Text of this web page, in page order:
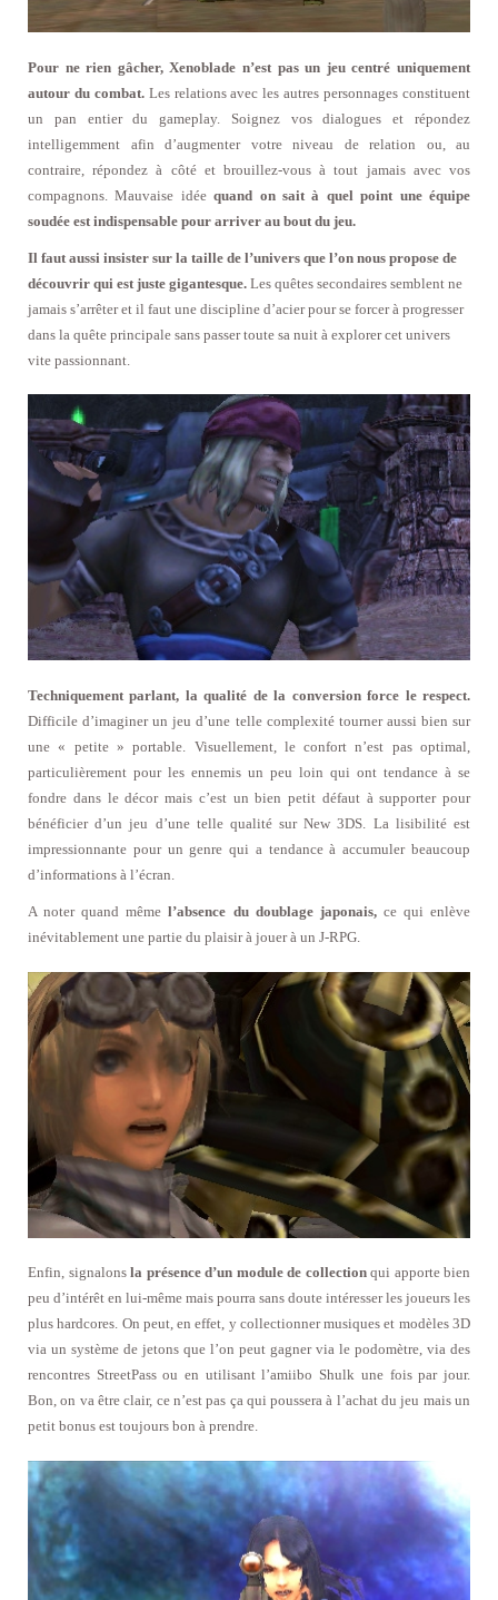
Pour ne rien gâcher, Xenoblade n’est pas un jeu centré uniquement
autour du combat.Les relations avec les autres personnages constituent
un pan entier du gameplay. Soignez vos dialogues et répondez
intelligemment afin d’augmenter votre niveau de relation ou, au
contraire, répondez à côté et brouillez-vous à tout jamais avec vos
compagnons. Mauvaise idéequand on sait à quel point une équipe
soudée est indispensable pour arriver au bout du jeu.
Il faut aussi insister sur la taille de l’univers que l’on nous propose de
découvrir qui est juste gigantesque. Les quêtes secondaires semblent ne
jamais s’arrêter et il faut une discipline d’acier pour se forcer à progresser
dans la quête principale sans passer toute sa nuit à explorer cet univers
vite passionnant.
Techniquement parlant, la qualité de la conversion force le respect.
Difficile d’imaginer un jeu d’une telle complexité tourner aussi bien sur
une « petite » portable. Visuellement, le confort n’est pas optimal,
particulièrement pour les ennemis un peu loin qui ont tendance à se
fondre dans le décor mais c’est un bien petit défaut à supporter pour
bénéficier d’un jeu d’une telle qualité sur New 3DS. La lisibilité est
impressionnante pour un genre qui a tendance à accumuler beaucoup
d’informations à l’écran.
A noter quand mêmel’absence du doublage japonais, ce qui enlève
inévitablement une partie du plaisir à jouer à un J-RPG.
Enfin, signalons la présence d’un module de collectionqui apporte bien
peu d’intérêt en lui-même mais pourra sans doute intéresser les joueurs les
plus hardcores. On peut, en effet, y collectionner musiques et modèles 3D
via un système de jetons que l’on peut gagner via le podomètre, via des
rencontres StreetPass ou en utilisant l’amiibo Shulk une fois par jour.
Bon, on va être clair, ce n’est pas ça qui poussera à l’achat du jeu mais un
petit bonus est toujours bon à prendre.